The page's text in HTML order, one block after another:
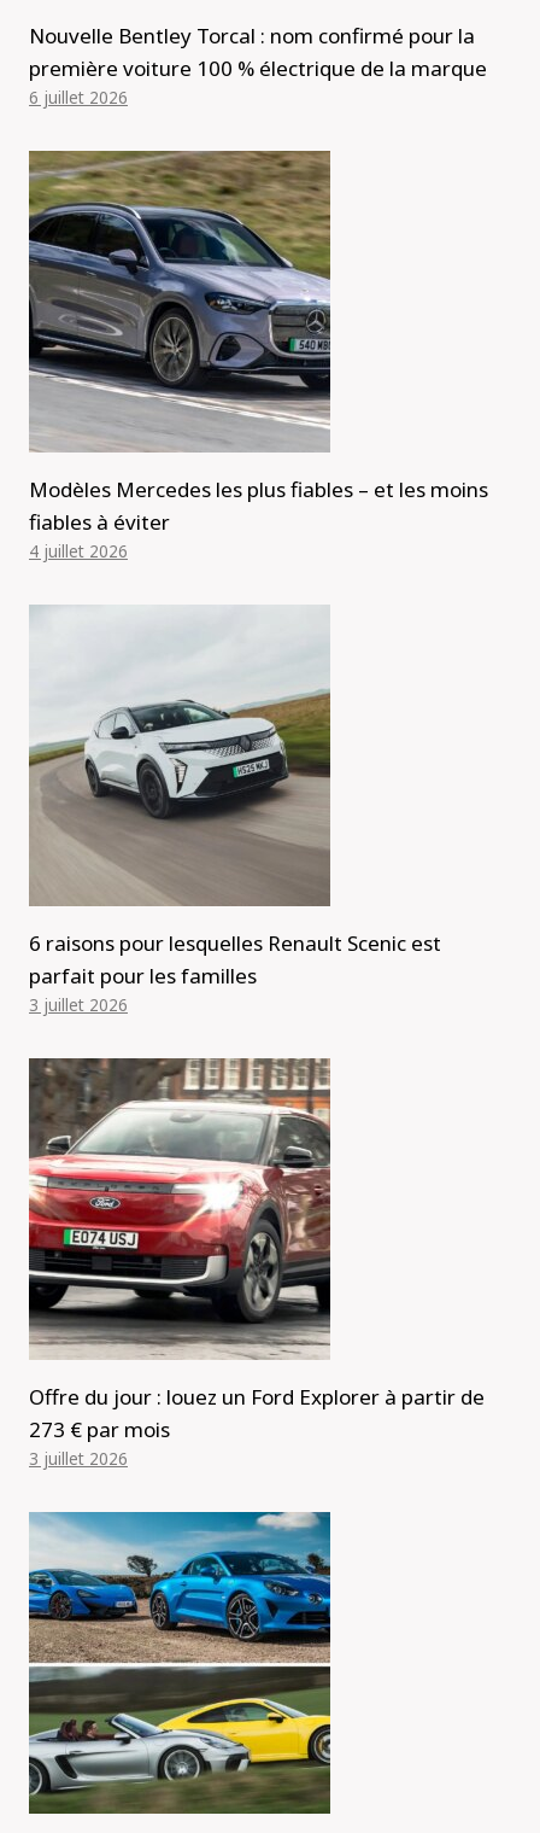
Nouvelle Bentley Torcal : nom confirmé pour la
première voiture 100 % électrique de la marque
6 juillet 2026
Modèles Mercedes les plus fiables – et les moins
fiables à éviter
4 juillet 2026
6 raisons pour lesquelles Renault Scenic est
parfait pour les familles
3 juillet 2026
Offre du jour : louez un Ford Explorer à partir de
273 € par mois
3 juillet 2026